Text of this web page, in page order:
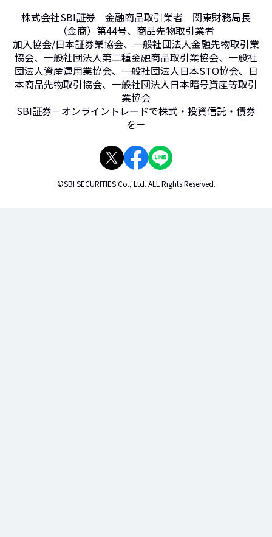
株式会社SBI証券 金融商品取引業者 関東財務局長
（金商）第44号、商品先物取引業者
加入協会/日本証券業協会、一般社団法人金融先物取引業
協会、一般社団法人第二種金融商品取引業協会、一般社
団法人資産運用業協会、一般社団法人日本STO協会、日
本商品先物取引協会、一般社団法人日本暗号資産等取引
業協会
SBI証券－オンライントレードで株式・投資信託・債券
を－
©SBI SECURITIES Co., Ltd. ALL Rights Reserved.